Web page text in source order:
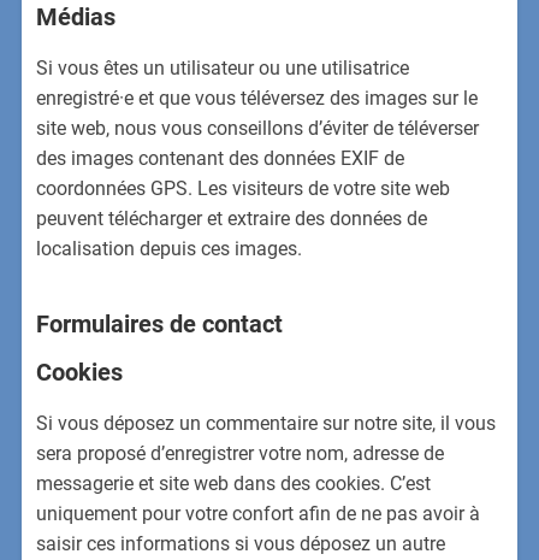
Médias
Si vous êtes un utilisateur ou une utilisatrice
enregistré·e et que vous téléversez des images sur le
site web, nous vous conseillons d’éviter de téléverser
des images contenant des données EXIF de
coordonnées GPS. Les visiteurs de votre site web
peuvent télécharger et extraire des données de
localisation depuis ces images.
Formulaires de contact
Cookies
Si vous déposez un commentaire sur notre site, il vous
sera proposé d’enregistrer votre nom, adresse de
messagerie et site web dans des cookies. C’est
uniquement pour votre confort afin de ne pas avoir à
saisir ces informations si vous déposez un autre